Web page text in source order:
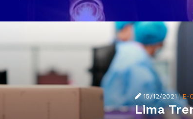
15/12/2021 |E-
Lima